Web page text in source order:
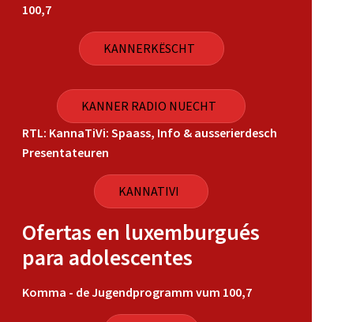
100,7
KANNERKËSCHT
KANNER RADIO NUECHT
RTL: KannaTiVi: Spaass, Info & ausserierdesch
Presentateuren
KANNATIVI
Ofertas en luxemburgués
para adolescentes
Komma - de Jugendprogramm vum 100,7